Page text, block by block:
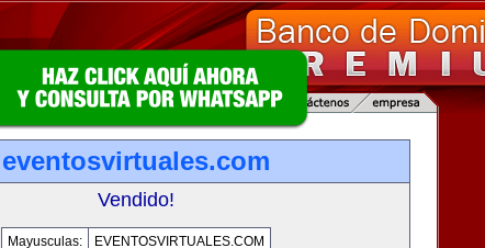
eventosvirtuales.com
Vendido!
Mayusculas:
EVENTOSVIRTUALES.COM